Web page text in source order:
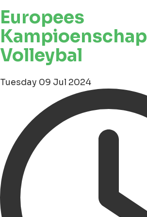
Europees
Kampioenschap
Volleybal
Tuesday 09 Jul 2024